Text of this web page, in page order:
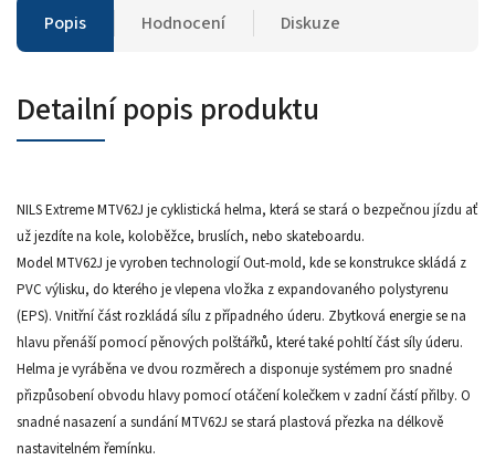
Popis Hodnocení Diskuze
Detailní popis produktu
NILS Extreme MTV62J je cyklistická helma, která se stará o bezpečnou jízdu ať
už jezdíte na kole, koloběžce, bruslích, nebo skateboardu.
Model MTV62J je vyroben technologií Out-mold, kde se konstrukce skládá z
PVC výlisku, do kterého je vlepena vložka z expandovaného polystyrenu
(EPS). Vnitřní část rozkládá sílu z případného úderu. Zbytková energie se na
hlavu přenáší pomocí pěnových polštářků, které také pohltí část síly úderu.
Helma je vyráběna ve dvou rozměrech a disponuje systémem pro snadné
přizpůsobení obvodu hlavy pomocí otáčení kolečkem v zadní částí přilby. O
snadné nasazení a sundání MTV62J se stará plastová přezka na délkově
nastavitelném řemínku.